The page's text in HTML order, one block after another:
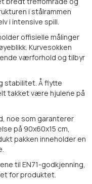
i stålrammen
i intensive spill.
offisielle målinger
Kurvesokken
værforhold og tilbyr
stabilitet. Å flytte
takket være hjulene på
noe som garanterer
på 90x60x15 cm,
pakken inneholder en
til EN71-godkjenning,
for produktet.